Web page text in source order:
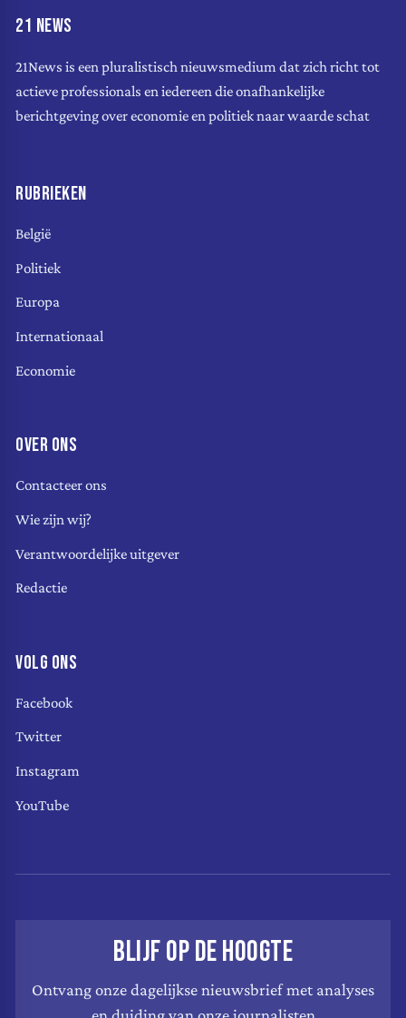
21 NEWS
21News is een pluralistisch nieuwsmedium dat zich richt tot
actieve professionals en iedereen die onafhankelijke
berichtgeving over economie en politiek naar waarde schat
RUBRIEKEN
België
Politiek
Europa
Internationaal
Economie
OVER ONS
Contacteer ons
Wie zijn wij?
Verantwoordelijke uitgever
Redactie
VOLG ONS
Facebook
Twitter
Instagram
YouTube
BLIJF OP DE HOOGTE
Ontvang onze dagelijkse nieuwsbrief met analyses